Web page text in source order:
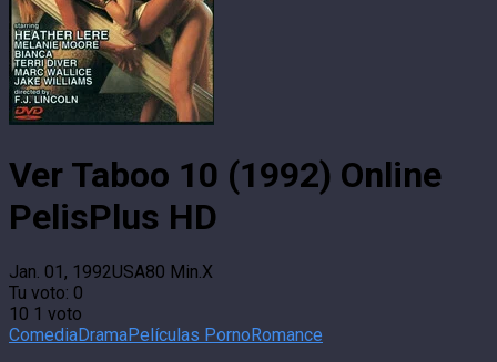
Ver Taboo 10 (1992) Online
PelisPlus HD
Jan. 01, 1992USA80 Min.X
Tu voto: 0
10 1 voto
ComediaDramaPelículas PornoRomance